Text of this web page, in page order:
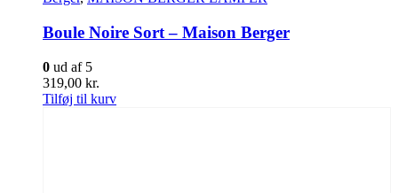
Boule Noire Sort – Maison Berger
0 ud af 5
319,00 kr.
Tilføj til kurv